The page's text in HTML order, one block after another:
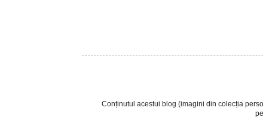
Conținutul acestui blog (imagini din colecția